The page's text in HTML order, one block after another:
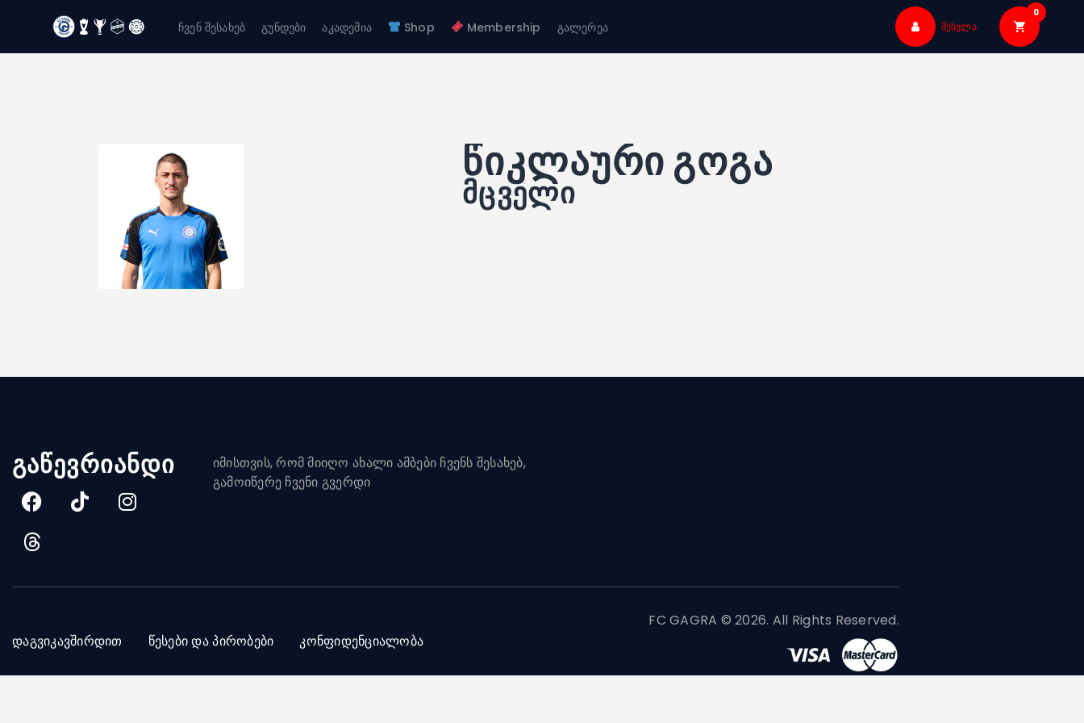
ჩვენ შესახებ გუნდები აკადემია Shop Membership გალერეა შესვლა
0
FC GAGRA
გუნდები
წიკლაური გოგა
მცველი
გაწევრიანდი
იმისთვის, რომ მიიღო ახალი ამბები ჩვენს შესახებ,
გამოიწერე ჩვენი გვერდი
დაგვიკავშირდით წესები და პირობები კონფიდენციალობა
FC GAGRA © 2026. All Rights Reserved.